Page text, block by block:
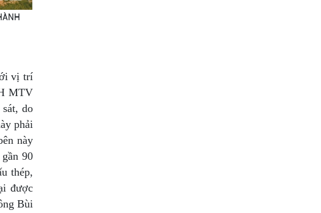
vị trí
MTV
do
phải
này
90
thép,
được
Bùi